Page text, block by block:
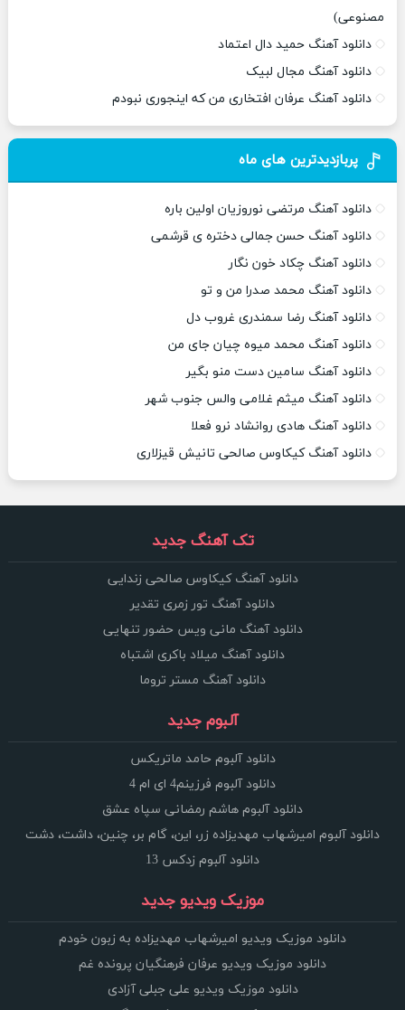
مصنوعی)
دانلود آهنگ حمید دال اعتماد
دانلود آهنگ مجال لبیک
دانلود آهنگ عرفان افتخاری من که اینجوری نبودم
پربازدیدترین های ماه
دانلود آهنگ مرتضی نوروزیان اولین باره
دانلود آهنگ حسن جمالی دختره ی قرشمی
دانلود آهنگ چکاد خون نگار
دانلود آهنگ محمد صدرا من و تو
دانلود آهنگ رضا سمندری غروب دل
دانلود آهنگ محمد میوه چیان جای من
دانلود آهنگ سامین دست منو بگیر
دانلود آهنگ میثم غلامی والس جنوب شهر
دانلود آهنگ هادی روانشاد نرو فعلا
دانلود آهنگ کیکاوس صالحی تانیش قیزلاری
تک آهنگ جدید
دانلود آهنگ کیکاوس صالحی زندایی
دانلود آهنگ تور زمری تقدیر
دانلود آهنگ مانی ویس حضور تنهایی
دانلود آهنگ میلاد باکری اشتباه
دانلود آهنگ مستر تروما
آلبوم جدید
دانلود آلبوم حامد ماتریکس
دانلود آلبوم فرزینم4 ای ام 4
دانلود آلبوم هاشم رمضانی سپاه عشق
دانلود آلبوم امیرشهاب مهدیزاده زر، این، گام بر، چنین، داشت، دشت
دانلود آلبوم زدکس 13
موزیک ویدیو جدید
دانلود موزیک ویدیو امیرشهاب مهدیزاده به زبون خودم
دانلود موزیک ویدیو عرفان فرهنگیان پرونده غم
دانلود موزیک ویدیو علی جبلی آزادی